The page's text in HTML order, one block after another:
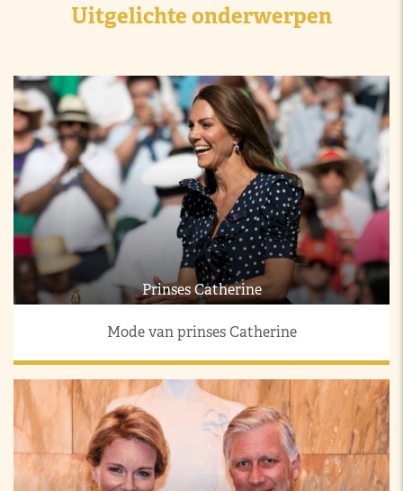
Uitgelichte onderwerpen
Prinses Catherine
Mode van prinses Catherine